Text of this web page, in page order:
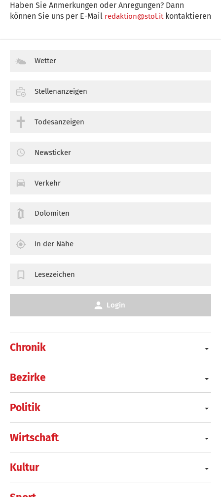
Haben Sie Anmerkungen oder Anregungen? Dann
können Sie uns per E-Mail redaktion@stol.itkontaktieren
Chronik
Bezirke
Politik
Wirtschaft
Kultur
Wetter
Stellenanzeigen
Todesanzeigen
Newsticker
Verkehr
Dolomiten
In der Nähe
Lesezeichen
Login